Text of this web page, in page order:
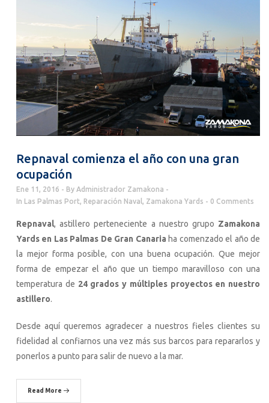
Repnaval comienza el año con una gran
ocupación
Ene 11, 2016 By Administrador Zamakona
In Las Palmas Port, Reparación Naval, Zamakona Yards 0 Comments
Repnaval, astillero perteneciente a nuestro grupo Zamakona
Yards en Las Palmas De Gran Canaria ha comenzado el año de
la mejor forma posible, con una buena ocupación. Que mejor
forma de empezar el año que un tiempo maravilloso con una
temperatura de 24 grados y múltiples proyectos en nuestro
astillero.
Desde aquí queremos agradecer a nuestros fieles clientes su
fidelidad al confiarnos una vez más sus barcos para repararlos y
ponerlos a punto para salir de nuevo a la mar.
Read More